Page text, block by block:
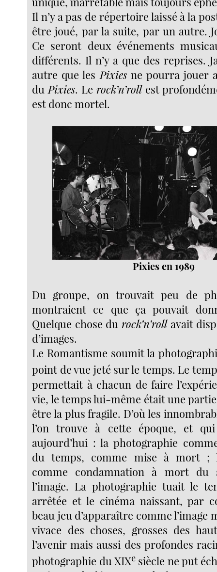
Il n’y a pas de répertoire laissé à la
être joué, par la suite, par un autre.
Ce seront deux événements
différents. Il n’y a que des reprises.
autre que les Pixiesne pourra jouer
du Pixies. Le rock’n’rollest
est donc mortel.
Pixies en 1989
Du groupe, on trouvait peu de
montraient ce que ça pouvait
Quelque chose durock’n’rollavait
d’images.
Le Romantisme soumit la
point de vue jeté sur le temps. Le
permettait à chacun de faire
vie, le temps lui-même était une
être la plus fragile. D’où les
l’on trouve à cette époque, et
aujourd’hui : la photographie
du temps, comme mise à mort ;
comme condamnation à mort du
l’image. La photographie tuait le
arrêtée et le cinéma naissant, par
beau jeu d’apparaître comme l’image
vivace des choses, grosses des
l’avenir mais aussi des profondes
photographie du XIXesiècle ne put